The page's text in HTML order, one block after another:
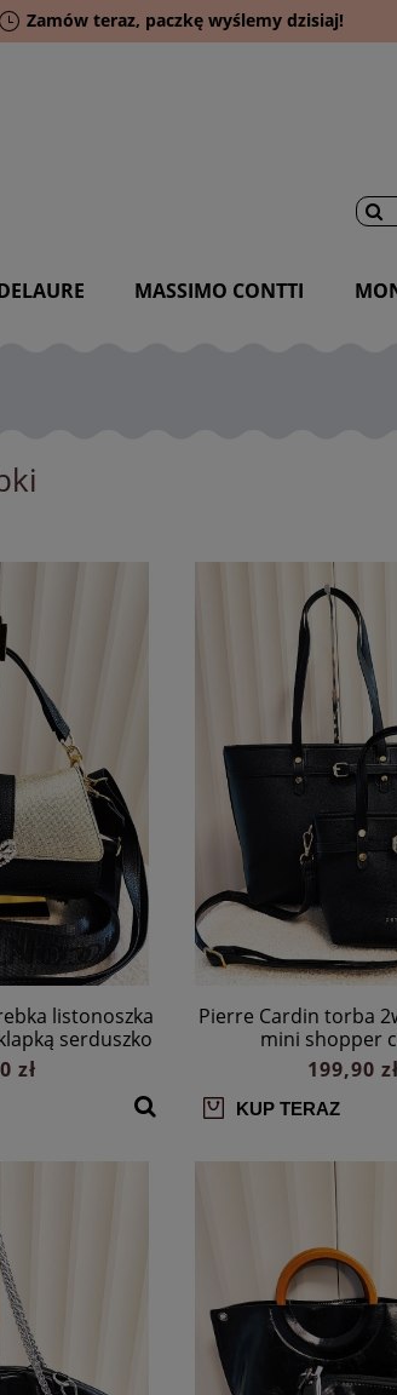
Zamów teraz, paczkę wyślemy dzisiaj!
MASSIMO CONTTI
listonoszka
serduszko
zł
Pierre Cardin torba
mini shopper
199,90 zł
KUP TERAZ